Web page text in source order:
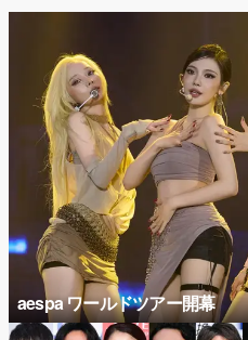
aespa ワールドツアー開幕